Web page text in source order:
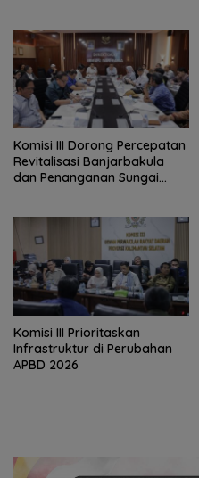
‎Komisi III Dorong Percepatan
Revitalisasi Banjarbakula
dan Penanganan Sungai
‎Komisi III Prioritaskan
Infrastruktur di Perubahan
APBD 2026